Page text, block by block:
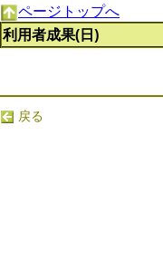
ページトップへ
利用者成果(日)
戻る